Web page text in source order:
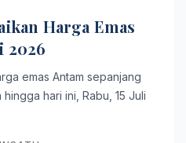
Harga Emas
2026
emas Antam sepanjang
hari ini, Rabu, 15 Juli